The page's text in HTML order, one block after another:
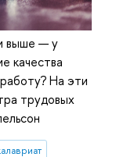
выше — у
качества
На эти
трудовых